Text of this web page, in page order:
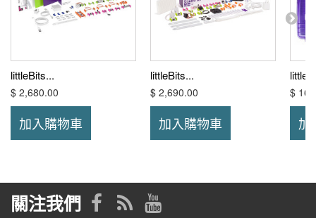
littleBits...
$ 2,680.00
加入購物車
littleBits...
$ 2,690.00
加入購物車
$
加
關注我們